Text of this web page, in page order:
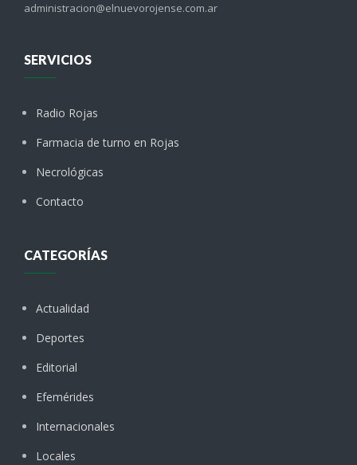
administracion@elnuevorojense.com.ar
SERVICIOS
Radio Rojas
Farmacia de turno en Rojas
Necrológicas
Contacto
CATEGORÍAS
Actualidad
Deportes
Editorial
Efemérides
Internacionales
Locales